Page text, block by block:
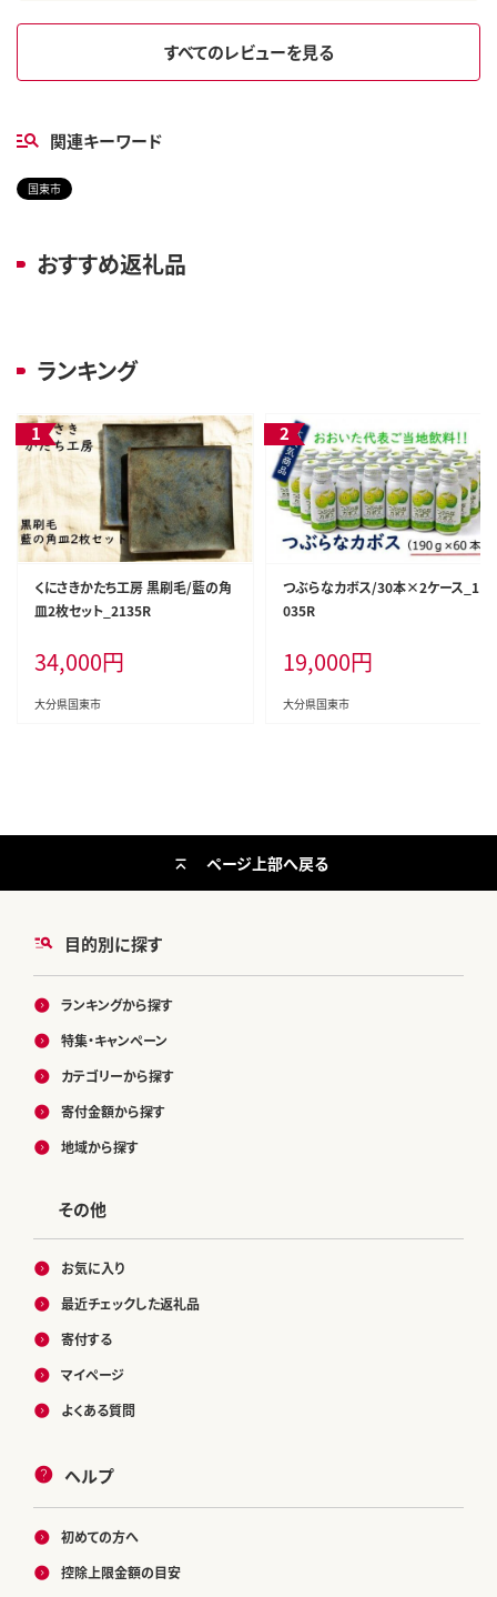
すべてのレビューを見る
関連キーワード
国東市
おすすめ返礼品
ランキング
くにさきかたち工房 黒刷毛/藍の角
皿2枚セット_2135R
34,000円
大分県国東市
つぶらなカボス/30本×2ケース_1
035R
19,000円
大分県国東市
目的別に探す
ランキングから探す
特集・キャンペーン
カテゴリーから探す
寄付金額から探す
地域から探す
その他
お気に入り
最近チェックした返礼品
寄付する
マイページ
よくある質問
ヘルプ
初めての方へ
控除上限金額の目安
ページ上部へ戻る